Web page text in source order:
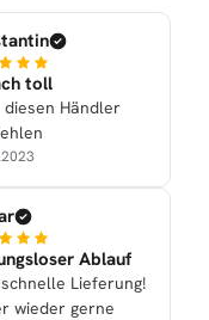
toll
diesen Händler
Ablauf
Lieferung!
wieder gerne